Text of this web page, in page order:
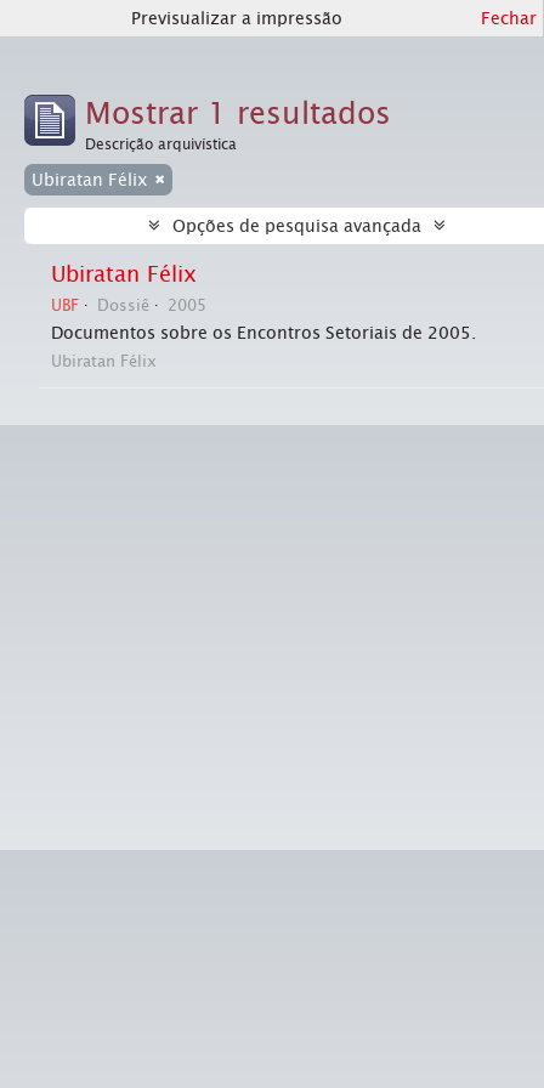
Previsualizar a impressão Fechar
Mostrar 1 resultados
Descrição arquivística
Ubiratan Félix
Opções de pesquisa avançada
Ubiratan Félix
UBF Dossiê 2005
Documentos sobre os Encontros Setoriais de 2005.
Ubiratan Félix